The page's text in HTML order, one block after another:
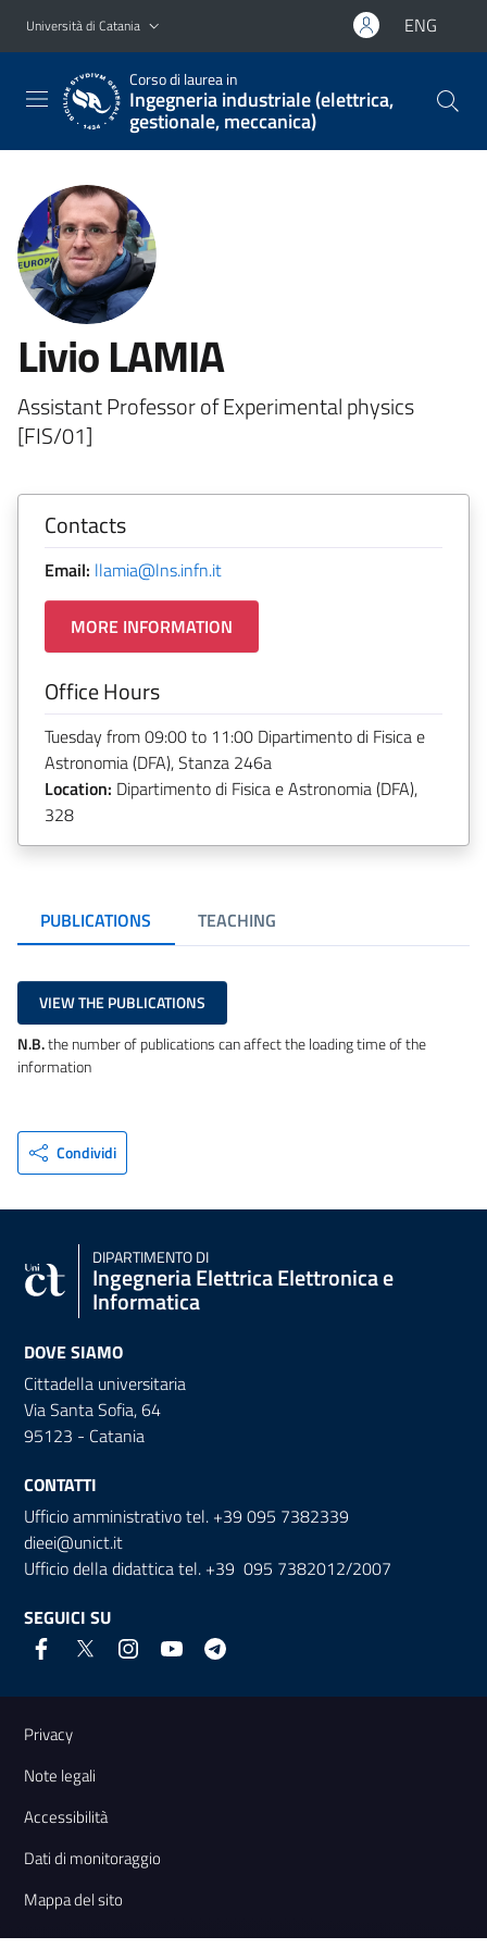
Vai al contenuto principale
Vai al menu di navigazione
Università di Catania ENG
Corso di laurea in
Ingegneria industriale (elettrica,
gestionale, meccanica)
Livio LAMIA
Assistant Professor of Experimental physics
[FIS/01]
Contacts
Email: llamia@lns.infn.it
MORE INFORMATION
Office Hours
Tuesday from 09:00 to 11:00 Dipartimento di Fisica e
Astronomia (DFA), Stanza 246a
Location: Dipartimento di Fisica e Astronomia (DFA),
328
PUBLICATIONS TEACHING
VIEW THE PUBLICATIONS
N.B.the number of publications can affect the loading time of the
information
Condividi
DIPARTIMENTO DI
Ingegneria Elettrica Elettronica e
Informatica
DOVE SIAMO
Cittadella universitaria
Via Santa Sofia, 64
95123 - Catania
CONTATTI
Ufficio amministrativo tel. +39 095 7382339
dieei@unict.it
Ufficio della didattica tel. +39 095 7382012/2007
SEGUICI SU
Link e informazioni utili
Privacy
Note legali
Accessibilità
Dati di monitoraggio
Mappa del sito